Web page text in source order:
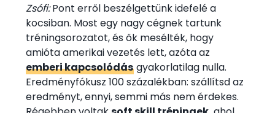
Zsófi:Pont erről beszélgettünk idefelé a
kocsiban. Most egy nagy cégnek tartunk
tréningsorozatot, és ők mesélték, hogy
amióta amerikai vezetés lett, azóta az
emberi kapcsolódásgyakorlatilag nulla.
Eredményfókusz 100 százalékban: szállítsd az
eredményt, ennyi, semmi más nem érdekes.